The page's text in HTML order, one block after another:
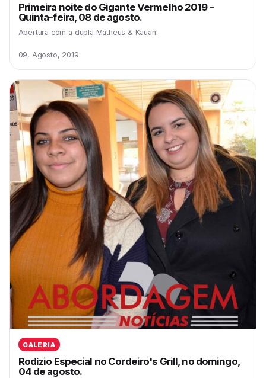
Primeira noite do Gigante Vermelho 2019 -
Quinta-feira, 08 de agosto.
Abertura com a dupla Matheus & Kauan.
09, Agosto, 2019
GALERIA
Rodízio Especial no Cordeiro's Grill, no domingo,
04 de agosto.